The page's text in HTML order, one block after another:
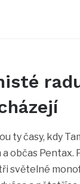
ty časy, kdy
občas Pentax.
světelné